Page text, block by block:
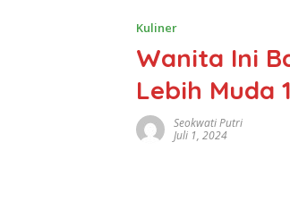
Kuliner
Wanita Ini
Lebih Muda
Seokwati Putri
Juli 1, 2024